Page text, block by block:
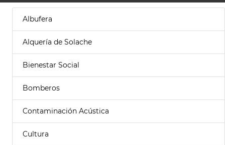
Albufera
Alquería de Solache
Bienestar Social
Bomberos
Contaminación Acústica
Cultura